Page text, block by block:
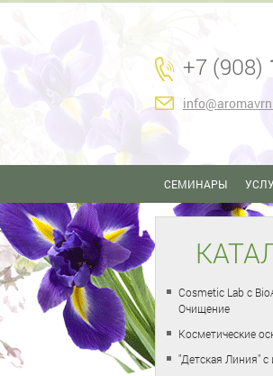
+7 (908)
СЕМИНАРЫ
Cosmetic Lab с
Очищение
Косметические
"Детская Линия" с